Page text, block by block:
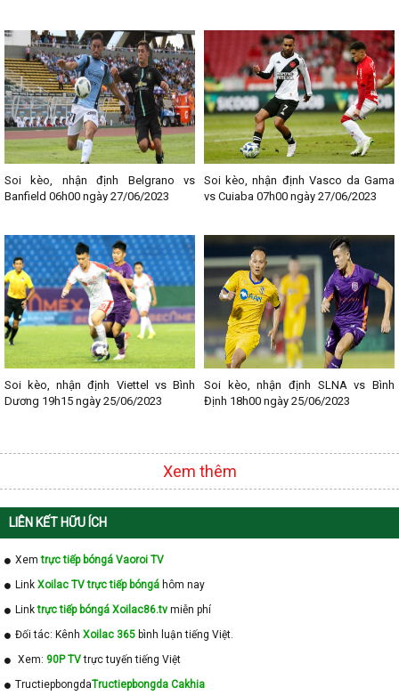
Soi kèo, nhận định Belgrano vs
Banfield 06h00 ngày 27/06/2023
Soi kèo, nhận định Vasco da Gama
vs Cuiaba 07h00 ngày 27/06/2023
Soi kèo, nhận định Viettel vs Bình
Dương 19h15 ngày 25/06/2023
Soi kèo, nhận định SLNA vs Bình
Định 18h00 ngày 25/06/2023
Xem thêm
LIÊN KẾT HỮU ÍCH
Xemtrực tiếp bóngá Vaoroi TV
Link Xoilac TV trực tiếp bóngá hôm nay
Linktrực tiếp bóngá Xoilac86.tv miễn phí
Đối tác: Kênh Xoilac 365 bình luận tiếng Việt.
Xem: 90P TVtrực tuyến tiếng Việt
TructiepbongdaTructiepbongda Cakhia